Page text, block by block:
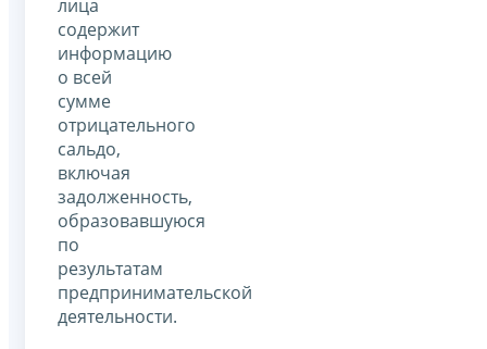
лица
содержит
информацию
о всей
сумме
отрицательного
сальдо,
включая
задолженность,
образовавшуюся
по
результатам
предпринимательской
деятельности.